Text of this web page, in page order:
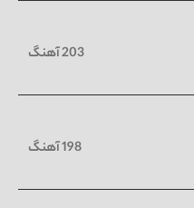
203 آهنگ
198 آهنگ